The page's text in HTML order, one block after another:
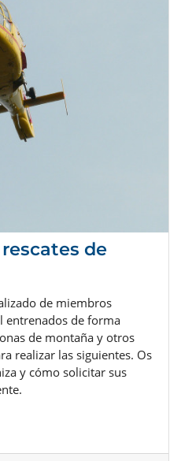
rescates de
de miembros
entrenados de forma
de montaña y otros
realizar las siguientes. Os
y cómo solicitar sus